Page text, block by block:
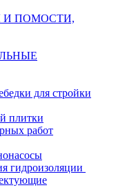
И ПОМОСТИ,
для стройки
плитки
работ
гидроизоляции